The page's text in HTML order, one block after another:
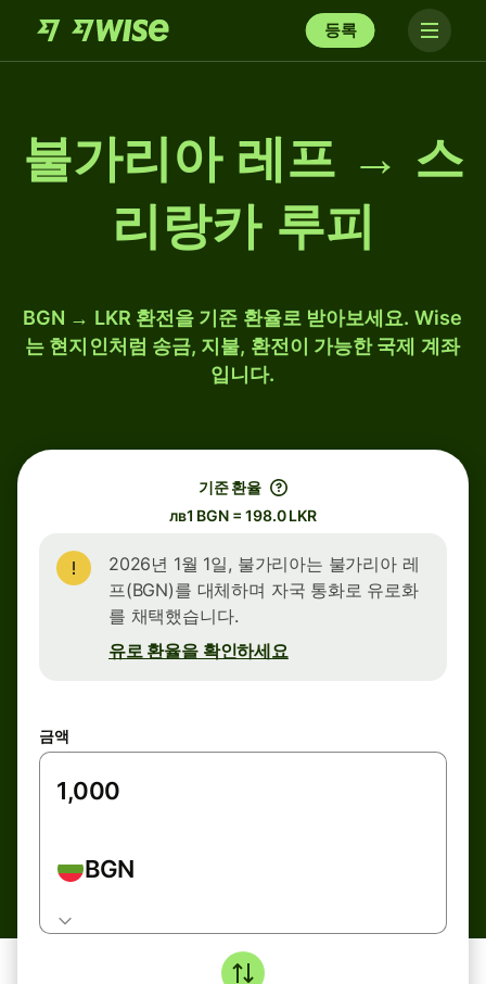
등록
불가리아 레프 → 스
리랑카 루피
BGN → LKR 환전을 기준 환율로 받아보세요. Wise
는 현지인처럼 송금, 지불, 환전이 가능한 국제 계좌
입니다.
기준 환율
лв1 BGN = 198.0 LKR
2026년 1월 1일, 불가리아는 불가리아 레
프(BGN)를 대체하며 자국 통화로 유로화
를 채택했습니다.
유로 환율을 확인하세요
금액
BGN